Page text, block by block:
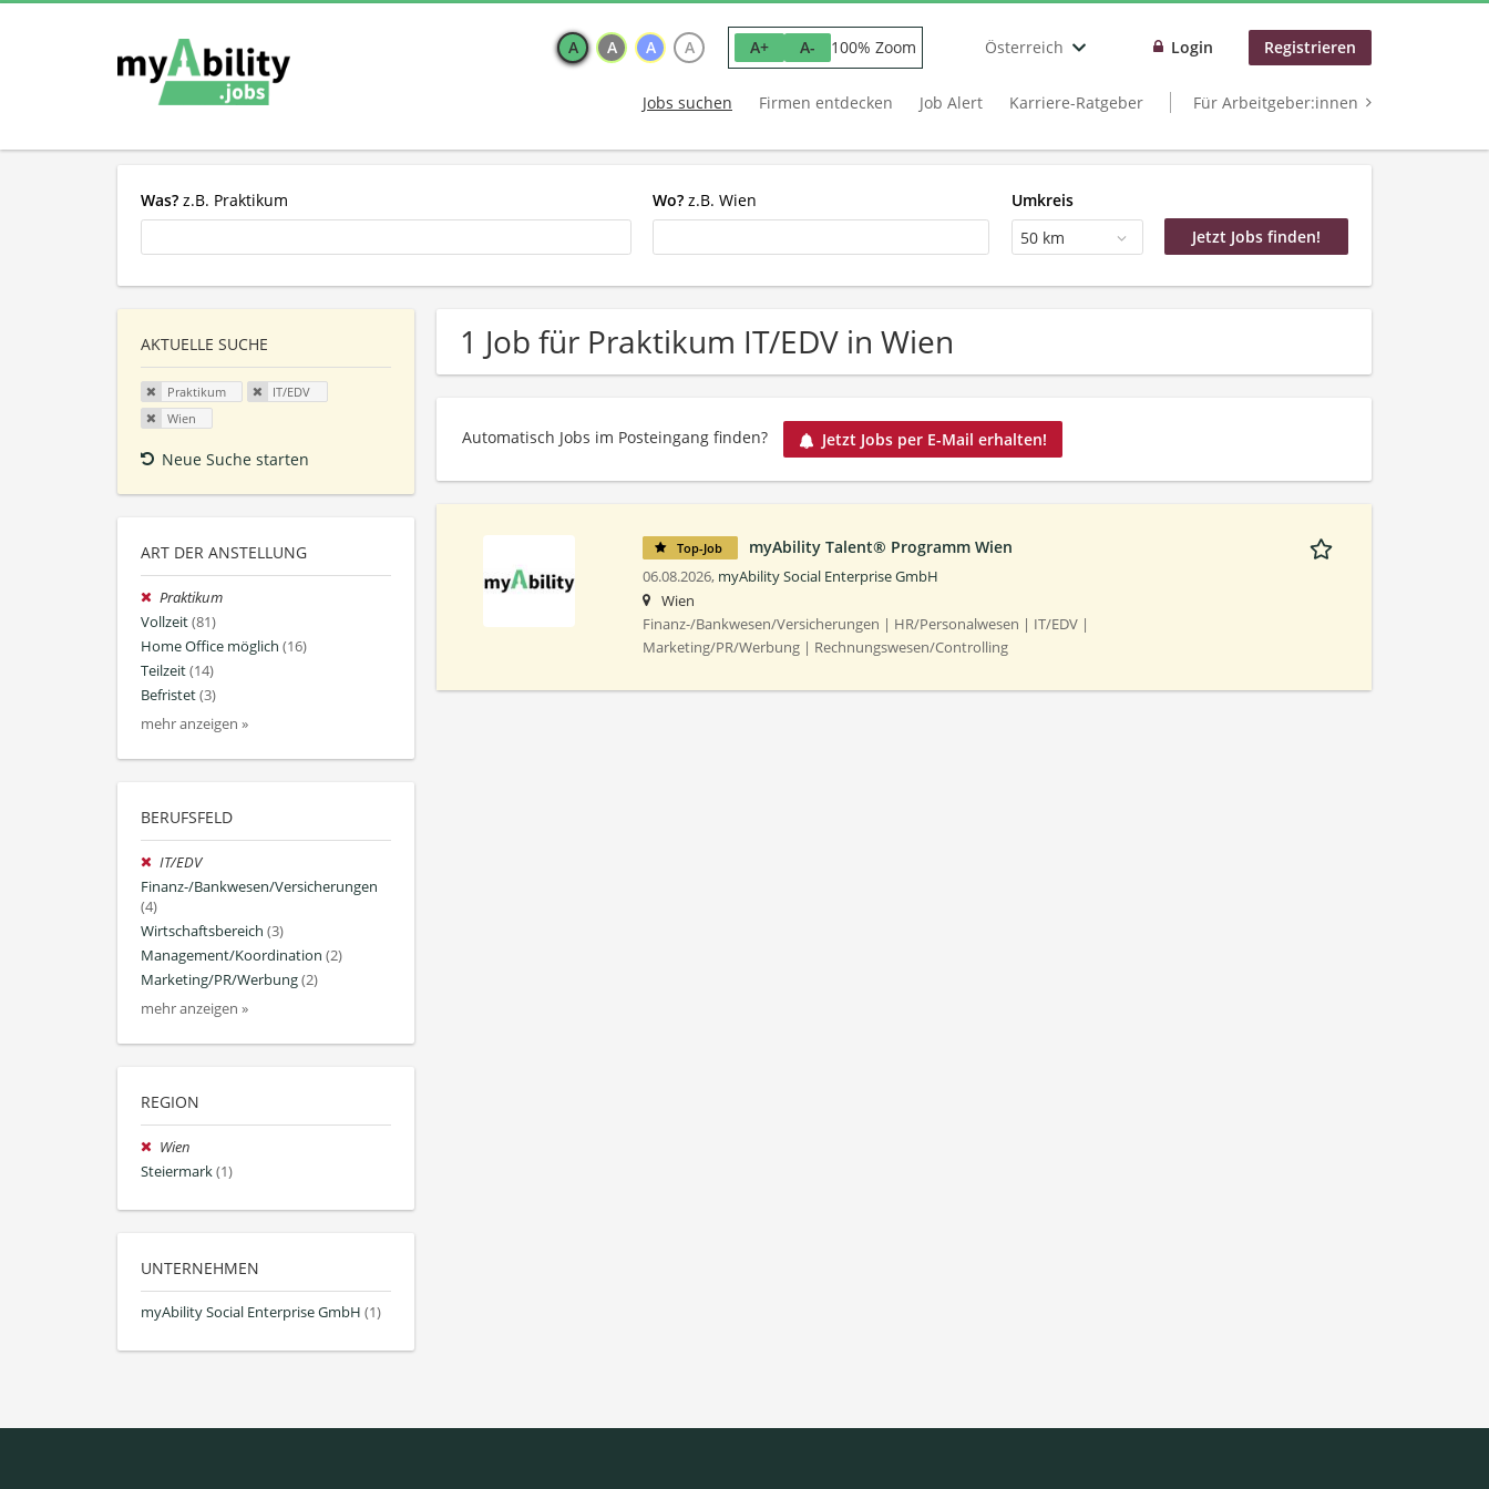
A A A A A+ A- 100% Zoom Österreich Login Registrieren
Jobs suchen Firmen entdecken Job Alert Karriere-Ratgeber Für Arbeitgeber:innen
Was? z.B. Praktikum Wo? z.B. Wien
Umkreis
50 km
AKTUELLE SUCHE
Praktikum
IT/EDV
Wien
Neue Suche starten
ART DER ANSTELLUNG
Praktikum
Vollzeit(81)
Home Office möglich (16)
Teilzeit(14)
Befristet(3)
mehr anzeigen »
BERUFSFELD
IT/EDV
Finanz-/Bankwesen/Versicherungen
(4)
Wirtschaftsbereich (3)
Management/Koordination (2)
Marketing/PR/Werbung(2)
mehr anzeigen »
REGION
Wien
Steiermark(1)
UNTERNEHMEN
myAbility Social Enterprise GmbH (1)
1 Job für Praktikum IT/EDV in Wien
Automatisch Jobs im Posteingang finden? Jetzt Jobs per E-Mail erhalten!
Top-Job myAbility Talent® Programm Wien
06.08.2026, myAbility Social Enterprise GmbH
Wien
Finanz-/Bankwesen/Versicherungen | HR/Personalwesen | IT/EDV |
Marketing/PR/Werbung | Rechnungswesen/Controlling